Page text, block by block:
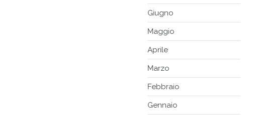
Giugno
Maggio
Aprile
Marzo
Febbraio
Gennaio